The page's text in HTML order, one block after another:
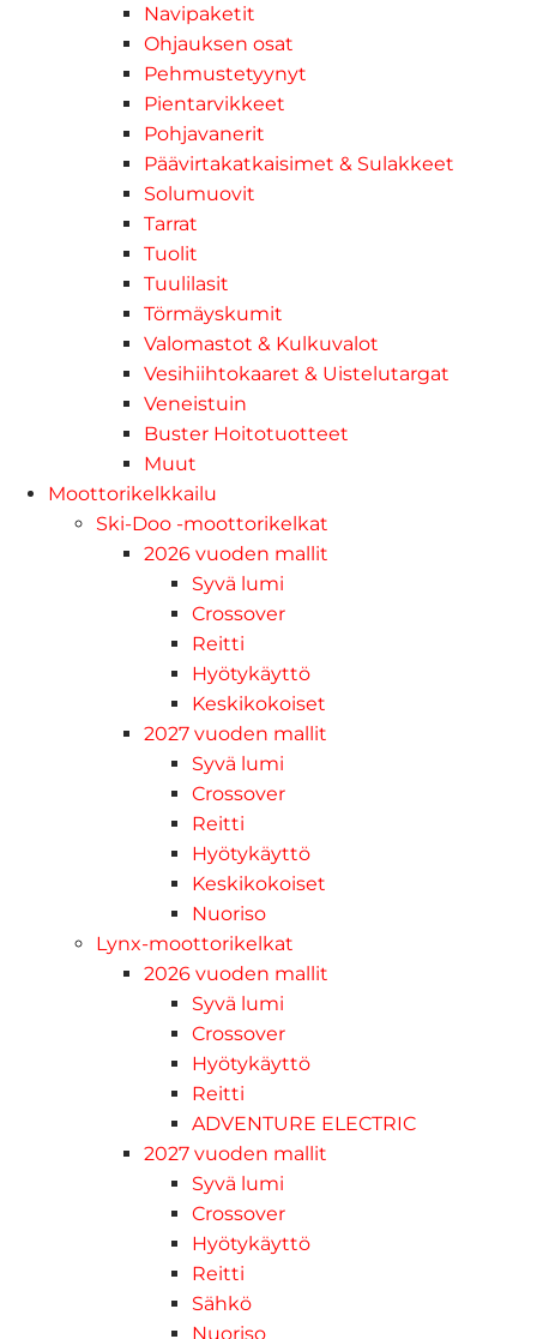
Navipaketit
Ohjauksen osat
Pehmustetyynyt
Pientarvikkeet
Pohjavanerit
Päävirtakatkaisimet & Sulakkeet
Solumuovit
Tarrat
Tuolit
Tuulilasit
Törmäyskumit
Valomastot & Kulkuvalot
Vesihiihtokaaret & Uistelutargat
Veneistuin
Buster Hoitotuotteet
Muut
Moottorikelkkailu
Ski-Doo -moottorikelkat
2026 vuoden mallit
Syvä lumi
Crossover
Reitti
Hyötykäyttö
Keskikokoiset
2027 vuoden mallit
Syvä lumi
Crossover
Reitti
Hyötykäyttö
Keskikokoiset
Nuoriso
Lynx-moottorikelkat
2026 vuoden mallit
Syvä lumi
Crossover
Hyötykäyttö
Reitti
ADVENTURE ELECTRIC
2027 vuoden mallit
Syvä lumi
Crossover
Hyötykäyttö
Reitti
Sähkö
Nuoriso